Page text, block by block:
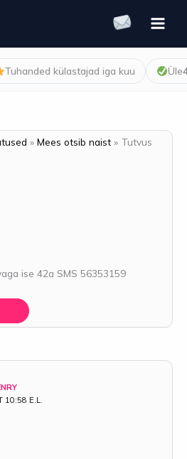
külastajad iga kuu Üle
Mees otsib naist Tutvus
ise 42a SMS 56353159
E.L.